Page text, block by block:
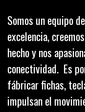
Somos un equipo
excelencia,
hecho y nos
conectividad. Es
fábricar fichas,
impulsan el